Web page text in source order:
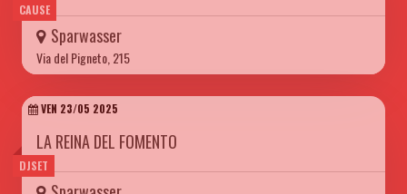
CAUSE
Sparwasser
Via del Pigneto, 215
DJSET
VEN 23/05 2025
LA REINA DEL FOMENTO